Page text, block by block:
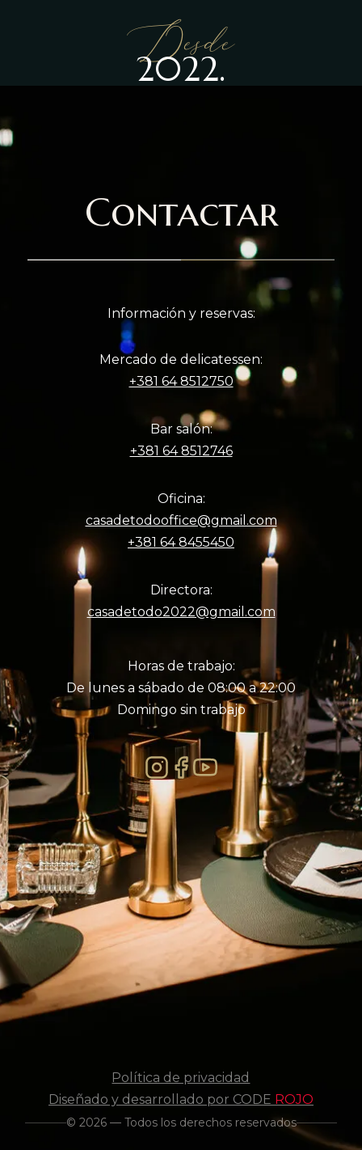
Desde
2022.
Contactar
Información y reservas:
Mercado de delicatessen:
+381 64 8512750
Bar salón:
+381 64 8512746
Oficina:
casadetodooffice@gmail.com
+381 64 8455450
Directora:
casadetodo2022@gmail.com
Horas de trabajo:
De lunes a sábado de 08:00 a 22:00
Domingo sin trabajo
Diseñado y desarrollado por CODE ROJO
Política de privacidad
© 2026 — Todos los derechos reservados